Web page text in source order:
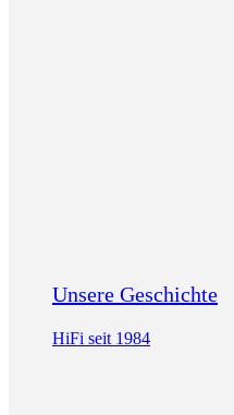
Unsere Geschichte
HiFi seit 1984